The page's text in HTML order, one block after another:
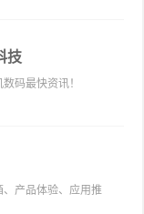
技
码最快资讯！
产品体验、应用推